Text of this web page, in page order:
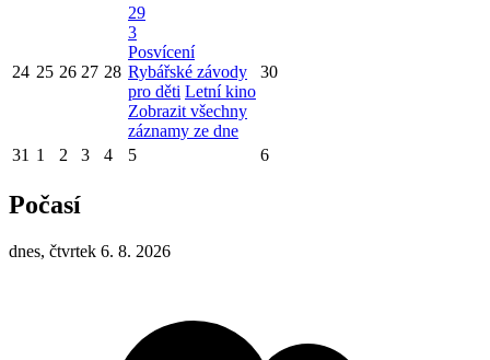
24 25 26 27 28
29
3
Posvícení
Rybářské závody
pro děti Letní kino
Zobrazit všechny
záznamy ze dne
30
31 1 2 3 4 5 6
Počasí
dnes, čtvrtek 6. 8. 2026